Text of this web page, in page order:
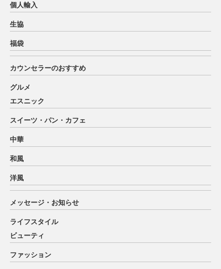
個人輸入
生協
福袋
カウンセラーのおすすめ
グルメ
エスニック
スイーツ・パン・カフェ
中華
和風
洋風
メッセージ・お知らせ
ライフスタイル
ビューティ
ファッション